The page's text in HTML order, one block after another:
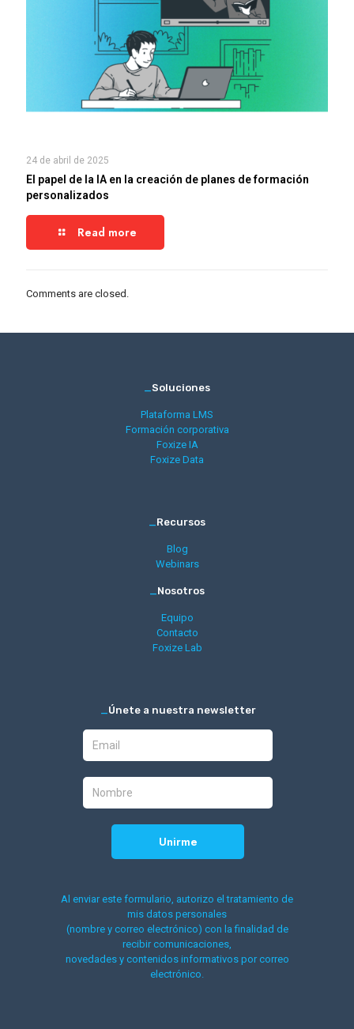
24 de abril de 2025
El papel de la IA en la creación de planes de formación
personalizados
Read more
Comments are closed.
_Soluciones
Plataforma LMS
Formación corporativa
Foxize IA
Foxize Data
_Recursos
Blog
Webinars
_Nosotros
Equipo
Contacto
Foxize Lab
_Únete a nuestra newsletter
Al enviar este formulario, autorizo el tratamiento de
mis datos personales
(nombre y correo electrónico) con la finalidad de
recibir comunicaciones,
novedades y contenidos informativos por correo
electrónico.